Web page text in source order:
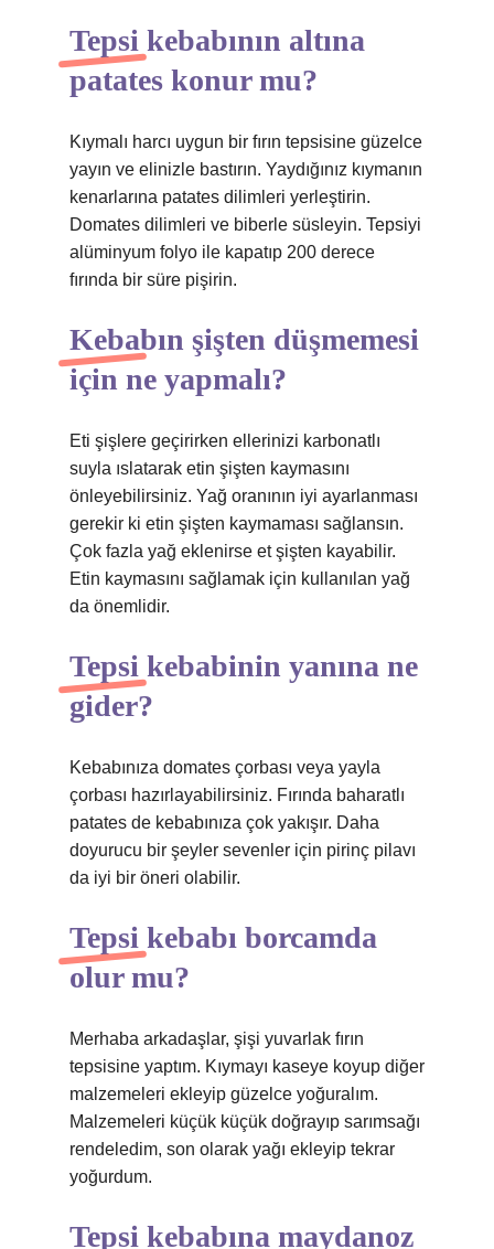
Tepsi kebabının altına
patates konur mu?
Kıymalı harcı uygun bir fırın tepsisine güzelce
yayın ve elinizle bastırın. Yaydığınız kıymanın
kenarlarına patates dilimleri yerleştirin.
Domates dilimleri ve biberle süsleyin. Tepsiyi
alüminyum folyo ile kapatıp 200 derece
fırında bir süre pişirin.
Kebabın şişten düşmemesi
için ne yapmalı?
Eti şişlere geçirirken ellerinizi karbonatlı
suyla ıslatarak etin şişten kaymasını
önleyebilirsiniz. Yağ oranının iyi ayarlanması
gerekir ki etin şişten kaymaması sağlansın.
Çok fazla yağ eklenirse et şişten kayabilir.
Etin kaymasını sağlamak için kullanılan yağ
da önemlidir.
Tepsi kebabinin yanına ne
gider?
Kebabınıza domates çorbası veya yayla
çorbası hazırlayabilirsiniz. Fırında baharatlı
patates de kebabınıza çok yakışır. Daha
doyurucu bir şeyler sevenler için pirinç pilavı
da iyi bir öneri olabilir.
Tepsi kebabı borcamda
olur mu?
Merhaba arkadaşlar, şişi yuvarlak fırın
tepsisine yaptım. Kıymayı kaseye koyup diğer
malzemeleri ekleyip güzelce yoğuralım.
Malzemeleri küçük küçük doğrayıp sarımsağı
rendeledim, son olarak yağı ekleyip tekrar
yoğurdum.
Tepsi kebabına maydanoz